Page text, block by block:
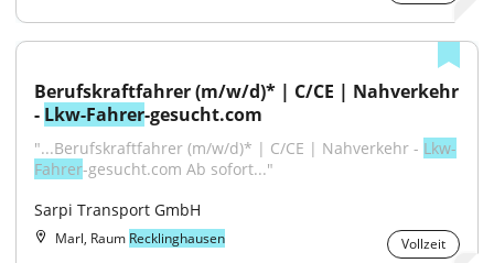
Berufskraftfahrer (m/w/d)* | C/CE | Nahverkehr
- Lkw-Fahrer-gesucht.com
"...Berufskraftfahrer (m/w/d)* | C/CE | Nahverkehr - Lkw-
Fahrer-gesucht.com Ab sofort..."
Sarpi Transport GmbH
Marl, Raum Recklinghausen Vollzeit